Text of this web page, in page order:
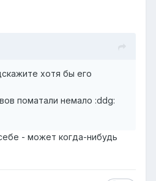
хотя бы его
поматали немало :ddg:
- может когда-нибудь